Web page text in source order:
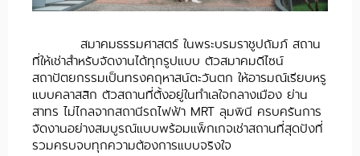
สมาคมธรรมศาสตร์ ในพระบรมราชูปถัมภ์ สถาน
ที่ให้เช่าสำหรับจัดงานได้ทุกรูปแบบ ตัวสมาคมดีไซน์
สถาปัตยกรรมเป็นทรงคฤหาสน์ตะวันตก ให้อารมณ์เรียบหรู
แบบคลาสสิก ตัวสถานที่ตั้งอยู่ในทำเลใจกลางเมือง ย่าน
สาทร ไม่ไกลจากสถานีรถไฟฟ้า MRT ลุมพินี ครบครันการ
จัดงานอย่างสมบูรณ์แบบพร้อมแพ็กเกจเช่าสถานที่สุดปังที่
รวมครบจบทุกความต้องการแบบจริงใจ